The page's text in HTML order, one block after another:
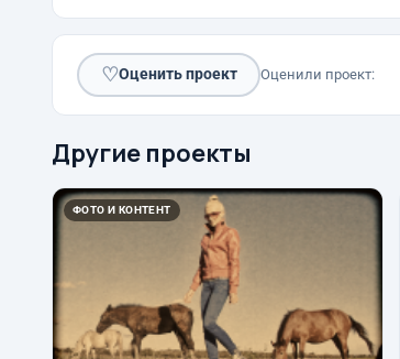
♡Оценить проект Оценили проект:
Другие проекты
ФОТО И КОНТЕНТ